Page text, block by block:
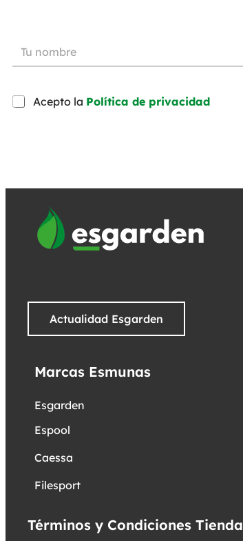
Acepto la Política de privacidad
Actualidad Esgarden
Marcas Esmunas
Esgarden
Espool
Caessa
Filesport
Términos y Condiciones Tienda